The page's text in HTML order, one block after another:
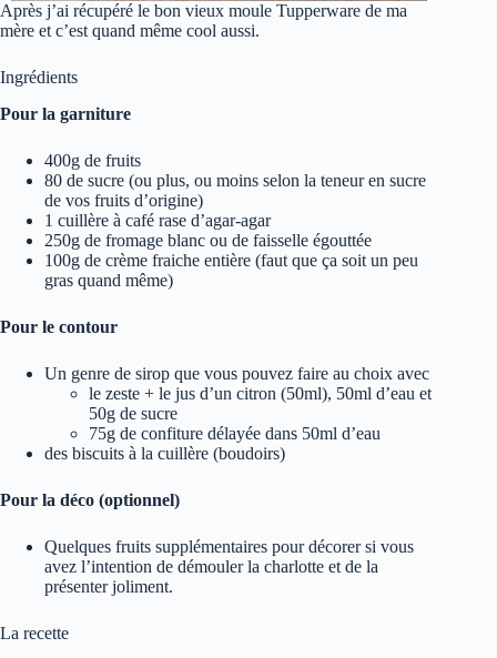
Après j’ai récupéré le bon vieux moule Tupperware de ma
mère et c’est quand même cool aussi.
Ingrédients
Pour la garniture
400g de fruits
80 de sucre (ou plus, ou moins selon la teneur en sucre
de vos fruits d’origine)
1 cuillère à café rase d’agar-agar
250g de fromage blanc ou de faisselle égouttée
100g de crème fraiche entière (faut que ça soit un peu
gras quand même)
Pour le contour
Un genre de sirop que vous pouvez faire au choix avec
le zeste + le jus d’un citron (50ml), 50ml d’eau et
50g de sucre
75g de confiture délayée dans 50ml d’eau
des biscuits à la cuillère (boudoirs)
Pour la déco (optionnel)
Quelques fruits supplémentaires pour décorer si vous
avez l’intention de démouler la charlotte et de la
présenter joliment.
La recette